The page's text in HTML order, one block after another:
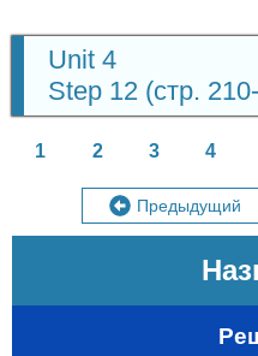
Unit 4
Step 12 (стр.
1 2 3 4
Предыдущий